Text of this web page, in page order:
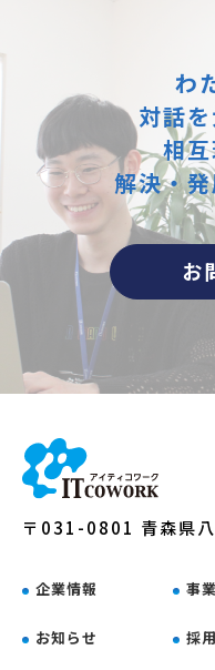
わ
対話
相
解決・
お
〒031-0801 青森県
企業情報 事
お知らせ 採